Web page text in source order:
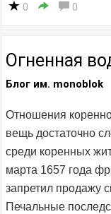
0 0
Огненная
Блог им. monoblok
Отношения
вещь достаточно
среди коренных
марта 1657 года
запретил продажу
Печальные